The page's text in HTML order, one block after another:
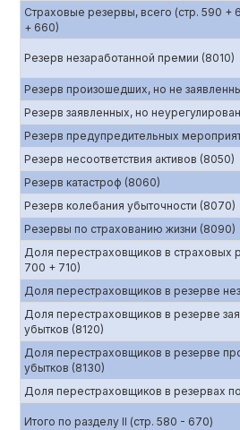
Страховые резервы, всего (стр. 590
+ 660)
Резерв незаработанной премии (8010)
Резерв произошедших, но не
Резерв заявленных, но
Резерв предупредительных
Резерв несоответствия активов (8050)
Резерв катастроф (8060)
Резерв колебания убыточности (8070)
Резервы по страхованию жизни (8090)
Доля перестраховщиков в страховых
700 + 710)
Доля перестраховщиков в резерве
Доля перестраховщиков в резерве
убытков (8120)
Доля перестраховщиков в резерве
убытков (8130)
Доля перестраховщиков в резервах
Итого по разделу II (стр. 580 - 670)